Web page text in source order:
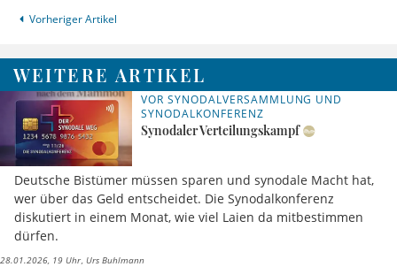
Vorheriger Artikel
WEITERE ARTIKEL
VOR SYNODALVERSAMMLUNG UND
SYNODALKONFERENZ
Synodaler Verteilungskampf
Deutsche Bistümer müssen sparen und synodale Macht hat,
wer über das Geld entscheidet. Die Synodalkonferenz
diskutiert in einem Monat, wie viel Laien da mitbestimmen
dürfen.
28.01.2026, 19 Uhr Urs Buhlmann